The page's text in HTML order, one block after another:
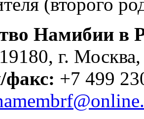
Намибии в
г.
факс: +7 499